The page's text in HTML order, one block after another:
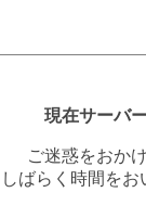
現在サーバ
ご迷惑をおか
しばらく時間を